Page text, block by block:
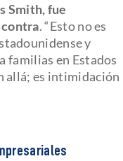
Smith, fue
contra. “Esto no es
y
familias en Estados
allá; es intimidación